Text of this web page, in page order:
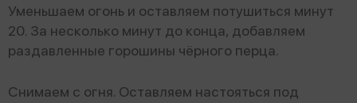
Уменьшаем огонь и оставляем потушиться минут
20. За несколько минут до конца, добавляем
раздавленные горошины чёрного перца.
Снимаем с огня. Оставляем настояться под